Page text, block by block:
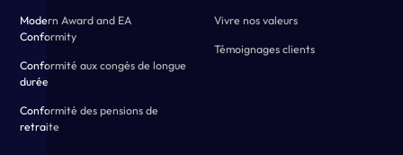
Modern Award and EA
Conformity
Conformité aux congés de longue
durée
Conformité des pensions de
retraite
Vivre nos valeurs
Témoignages clients